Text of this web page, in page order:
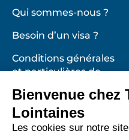
Bienvenue chez
Lointaines
Les cookies sur notre site
Qui sommes-nous ?
Besoin d’un visa ?
Conditions générales
et particulières de
Mentions légales,
cookies